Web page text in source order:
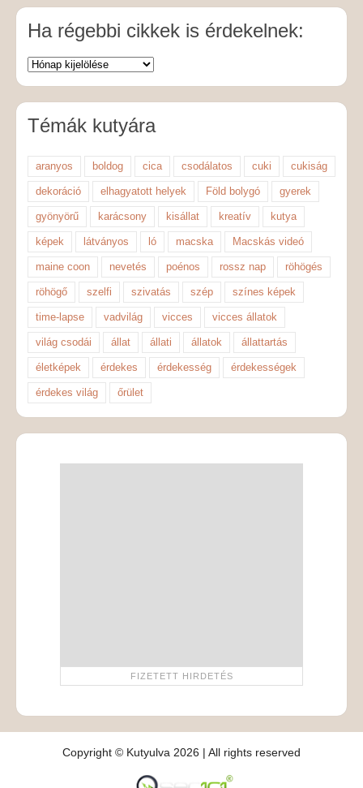
Ha régebbi cikkek is érdekelnek:
Témák kutyára
aranyos boldog cica csodálatos cuki cukiság
dekoráció elhagyatott helyek Föld bolygó gyerek
gyönyörű karácsony kisállat kreatív kutya
képek látványos ló macska Macskás videó
maine coon nevetés poénos rossz nap röhögés
röhögő szelfi szivatás szép színes képek
time-lapse vadvilág vicces vicces állatok
világ csodái állat állati állatok állattartás
életképek érdekes érdekesség érdekességek
érdekes világ őrület
Copyright © Kutyulva 2026 | All rights reserved